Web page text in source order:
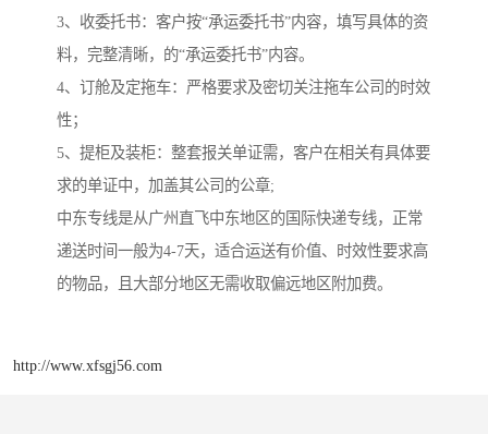
3、收委托书：客户按“承运委托书”内容，填写具体的资
料，完整清晰，的“承运委托书”内容。
4、订舱及定拖车：严格要求及密切关注拖车公司的时效
性；
5、提柜及装柜：整套报关单证需，客户在相关有具体要
求的单证中，加盖其公司的公章;
中东专线是从广州直飞中东地区的国际快递专线，正常
递送时间一般为4-7天，适合运送有价值、时效性要求高
的物品，且大部分地区无需收取偏远地区附加费。
http://www.xfsgj56.com